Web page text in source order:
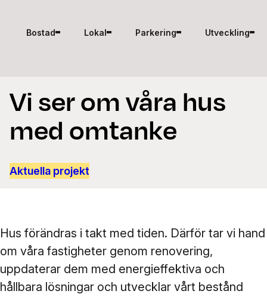
Bostad Lokal Parkering Utveckling
Vi ser om våra hus
med omtanke
Aktuella projekt
Hus förändras i takt med tiden. Därför tar vi hand
om våra fastigheter genom renovering,
uppdaterar dem med energieffektiva och
hållbara lösningar och utvecklar vårt bestånd